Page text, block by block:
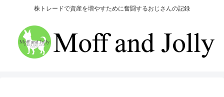
株トレードで資産を増やすために奮闘するおじさんの記録